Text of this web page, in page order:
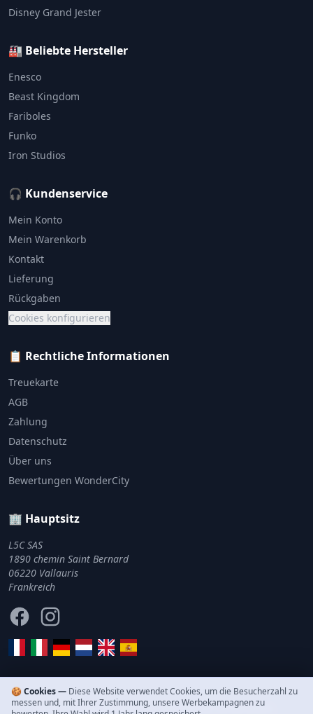
Disney Grand Jester
🏭 Beliebte Hersteller
Enesco
Beast Kingdom
Fariboles
Funko
Iron Studios
🎧 Kundenservice
Mein Konto
Mein Warenkorb
Kontakt
Lieferung
Rückgaben
Cookies konfigurieren
📋 Rechtliche Informationen
Treuekarte
AGB
Zahlung
Datenschutz
Über uns
Bewertungen WonderCity
🏢 Hauptsitz
L5C SAS
1890 chemin Saint Bernard
06220 Vallauris
Frankreich
FacebookInstagram
© 2011–2026 WonderCity. Alle Rechte vorbehalten.
🍪 Cookies — Diese Website verwendet Cookies, um die Besucherzahl zu
messen und, mit Ihrer Zustimmung, unsere Werbekampagnen zu